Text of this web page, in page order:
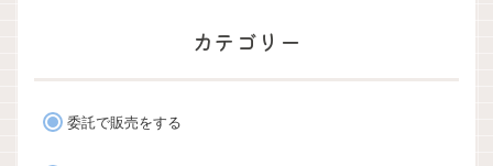
カテゴリー
委託で販売をする